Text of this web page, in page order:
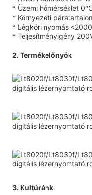
* Üzemi hőmérséklet
* Környezeti
* Légköri nyomás
* Teljesítményigény
2. Termékelőnyök
3. Kultúránk